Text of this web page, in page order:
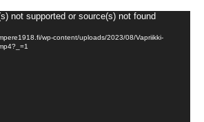
not supported or source(s) not found
wp-content/uploads/2023/08/Vapriikki-